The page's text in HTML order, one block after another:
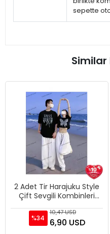
sepette
2 Adet Tir Harajuku Style
Çift Sevgili Kombinleri
Sezon
%34
10,47 USD
6,90 USD